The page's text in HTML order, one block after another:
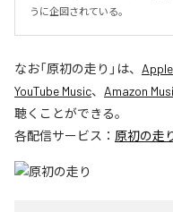
うに企図されている。
なお「原初の走り 」は、
YouTube Music、 Amazon
聴くことができる。
各配信サービス： 原初の走